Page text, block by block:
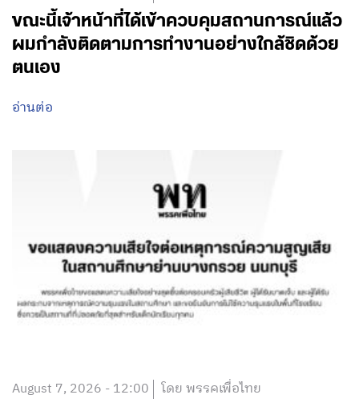
ขณะนี้เจ้าหน้าที่ได้เข้าควบคุมสถานการณ์แล้ว
ผมกำลังติดตามการทำงานอย่างใกล้ชิดด้วย
ตนเอง
อ่านต่อ
August 7, 2026 - 12:00 โดย พรรคเพื่อไทย